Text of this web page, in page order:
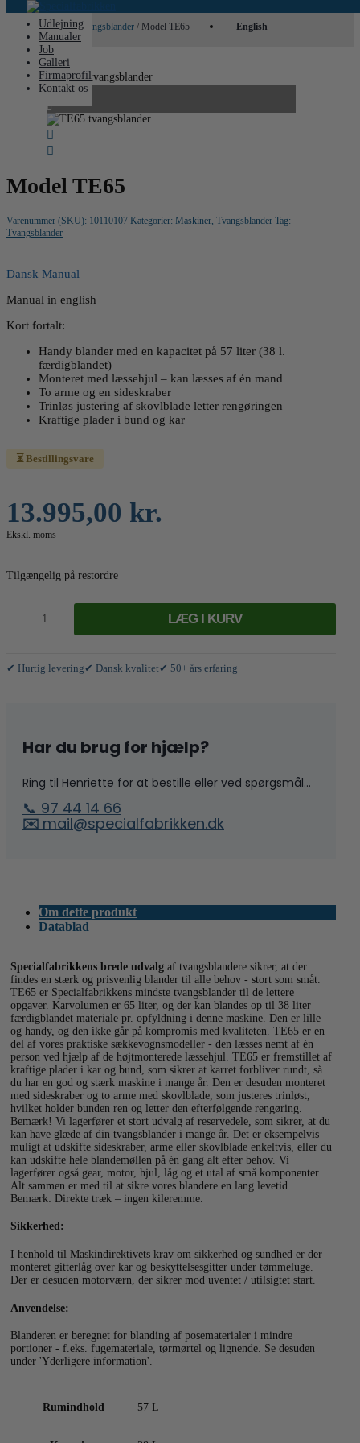
Udlejning
Manualer
Job
Galleri
Firmaprofil
Kontakt os
Hjem/ Maskiner/Tvangsblander / Model TE65 English
Model TE65
Varenummer (SKU): 10110107 Kategorier: Maskiner Tvangsblander Tag:
Tvangsblander
Dansk Manual
Manual in english
Kort fortalt:
Handy blander med en kapacitet på 57 liter (38 l.
færdigblandet)
Monteret med læssehjul – kan læsses af én mand
To arme og en sideskraber
Trinløs justering af skovlblade letter rengøringen
Kraftige plader i bund og kar
⏳ Bestillingsvare
13.995,00 kr.
Ekskl. moms
Tilgængelig på restordre
LÆG I KURV
✔ Hurtig levering✔ Dansk kvalitet✔ 50+ års erfaring
Har du brug for hjælp?
Ring til Henriette for at bestille eller ved spørgsmål...
📞 97 44 14 66
✉️ mail@specialfabrikken.dk
Om dette produkt
Datablad
Specialfabrikkens brede udvalg af tvangsblandere sikrer, at der
findes en stærk og prisvenlig blander til alle behov - stort som småt.
TE65 er Specialfabrikkens mindste tvangsblander til de lettere
opgaver. Karvolumen er 65 liter, og der kan blandes op til 38 liter
færdigblandet materiale pr. opfyldning i denne maskine. Den er lille
og handy, og den ikke går på kompromis med kvaliteten. TE65 er en
del af vores praktiske sækkevognsmodeller - den læsses nemt af én
person ved hjælp af de højtmonterede læssehjul. TE65 er fremstillet af
kraftige plader i kar og bund, som sikrer at karret forbliver rundt, så
du har en god og stærk maskine i mange år. Den er desuden monteret
med sideskraber og to arme med skovlblade, som justeres trinløst,
hvilket holder bunden ren og letter den efterfølgende rengøring.
Bemærk! Vi lagerfører et stort udvalg af reservedele, som sikrer, at du
kan have glæde af din tvangsblander i mange år. Det er eksempelvis
muligt at udskifte sideskraber, arme eller skovlblade enkeltvis, eller du
kan udskifte hele blandemøllen på én gang alt efter behov. Vi
lagerfører også gear, motor, hjul, låg og et utal af små komponenter.
Alt sammen er med til at sikre vores blandere en lang levetid.
Bemærk: Direkte træk – ingen kileremme.
Sikkerhed:
I henhold til Maskindirektivets krav om sikkerhed og sundhed er der
monteret gitterlåg over kar og beskyttelsesgitter under tømmeluge.
Der er desuden motorværn, der sikrer mod uventet / utilsigtet start.
Anvendelse:
Blanderen er beregnet for blanding af posematerialer i mindre
portioner - f.eks. fugemateriale, tørmørtel og lignende. Se desuden
under 'Yderligere information'.
Rumindhold 57 L